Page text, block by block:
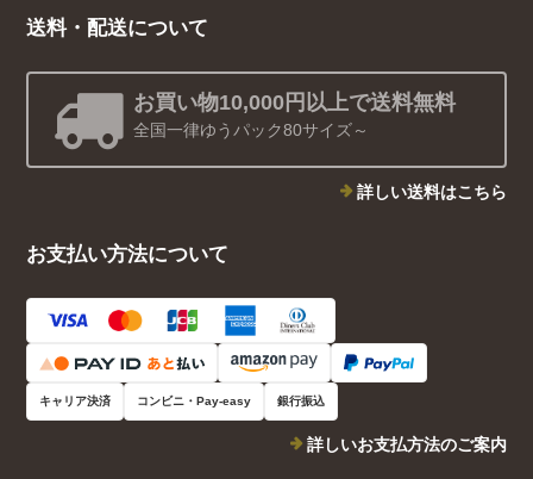
送料・配送について
お買い物10,000円以上で送料無料
全国一律ゆうパック80サイズ～
詳しい送料はこちら
お支払い方法について
キャリア決済 コンビニ・Pay-easy 銀行振込
詳しいお支払方法のご案内